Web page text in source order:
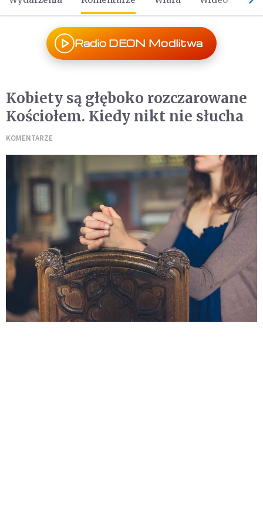
Radio DEON Modlitwa
Kobiety są głęboko rozczarowane
Kościołem. Kiedy nikt nie słucha
KOMENTARZE